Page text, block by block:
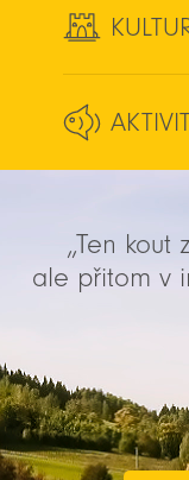
„Ten
ale přitom v